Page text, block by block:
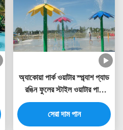
অ্যাকোয়া পার্ক ওয়াটার স্প্ল্যাশ প্যাড
রঙিন ফুলের স্টাইল ওয়াটার পার্ক
ফোয়ারা 3.0 মিটার উচ্চতা
সেরা দাম পান